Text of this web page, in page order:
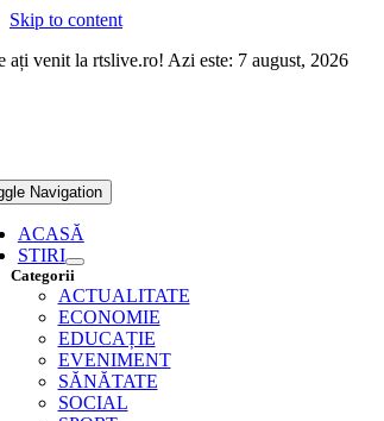
Skip to content
ați venit la rtslive.ro! Azi este: 7 august, 2026
Navigation
ACASĂ
STIRI
Categorii
ACTUALITATE
ECONOMIE
EDUCAȚIE
EVENIMENT
SĂNĂTATE
SOCIAL